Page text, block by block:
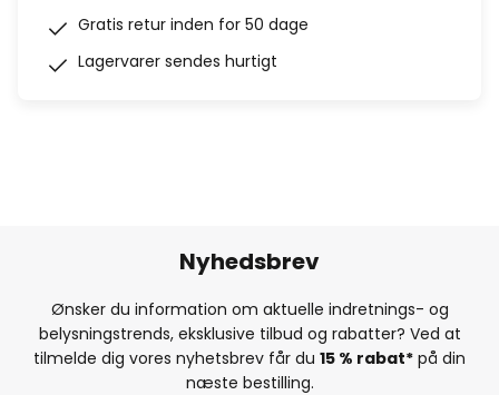
Gratis retur inden for 50 dage
Lagervarer sendes hurtigt
Nyhedsbrev
Ønsker du information om aktuelle indretnings- og
belysningstrends, eksklusive tilbud og rabatter? Ved at
tilmelde dig vores nyhetsbrev får du 15 % rabat* på din
næste bestilling.